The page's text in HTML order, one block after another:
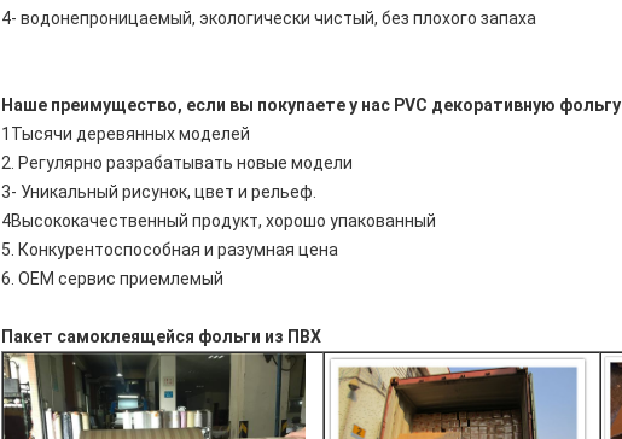
4- водонепроницаемый, экологически чистый, без плохого запаха
Наше преимущество, если вы покупаете у нас PVC декоративную фольгу
1Тысячи деревянных моделей
2. Регулярно разрабатывать новые модели
3- Уникальный рисунок, цвет и рельеф.
4Высококачественный продукт, хорошо упакованный
5. Конкурентоспособная и разумная цена
6. OEM сервис приемлемый
Пакет самоклеящейся фольги из ПВХ